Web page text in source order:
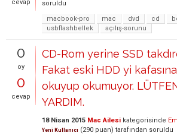
cevap
soruldu
macbook-pro
mac dvd cd
usbflashbellek
açılış-sorunu
0
oy
0
cevap
CD-Rom yerine SSD
Fakat eski HDD yi
okuyup okumuyor.
YARDIM.
18 Nisan 2015 Mac Ailesi kategorisinde
Yeni Kullanıcı (290 puan) tarafından soruldu